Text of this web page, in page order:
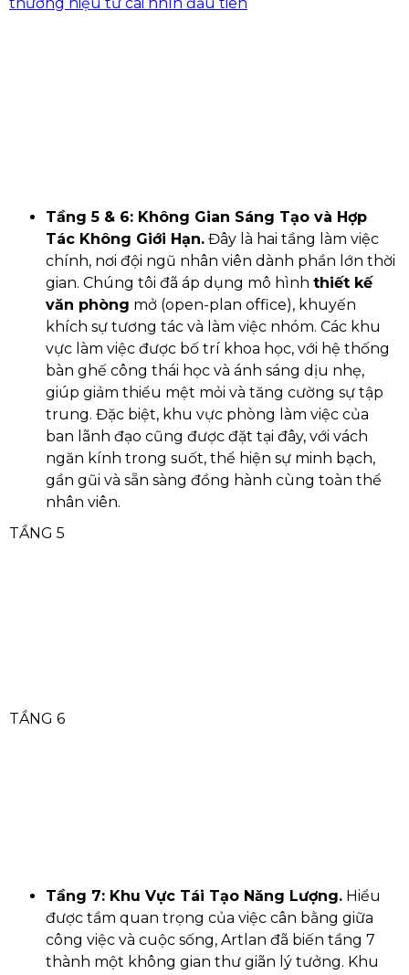
Tầng 5 & 6: Không Gian Sáng Tạo và Hợp
Tác Không Giới Hạn. Đây là hai tầng làm việc
chính, nơi đội ngũ nhân viên dành phần lớn thời
gian. Chúng tôi đã áp dụng mô hình thiết kế
văn phòng mở (open-plan office), khuyến
khích sự tương tác và làm việc nhóm. Các khu
vực làm việc được bố trí khoa học, với hệ thống
bàn ghế công thái học và ánh sáng dịu nhẹ,
giúp giảm thiểu mệt mỏi và tăng cường sự tập
trung. Đặc biệt, khu vực phòng làm việc của
ban lãnh đạo cũng được đặt tại đây, với vách
ngăn kính trong suốt, thể hiện sự minh bạch,
gần gũi và sẵn sàng đồng hành cùng toàn thể
nhân viên.
TẦNG 5
TẦNG 6
Tầng 7: Khu Vực Tái Tạo Năng Lượng. Hiểu
được tầm quan trọng của việc cân bằng giữa
công việc và cuộc sống, Artlan đã biến tầng 7
thành một không gian thư giãn lý tưởng. Khu